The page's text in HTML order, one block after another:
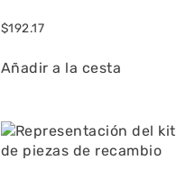
$192.17
Añadir a la cesta